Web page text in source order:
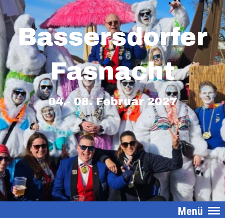
Bassersdorfer
Fasnacht
04.- 08. Februar 2027
Menü